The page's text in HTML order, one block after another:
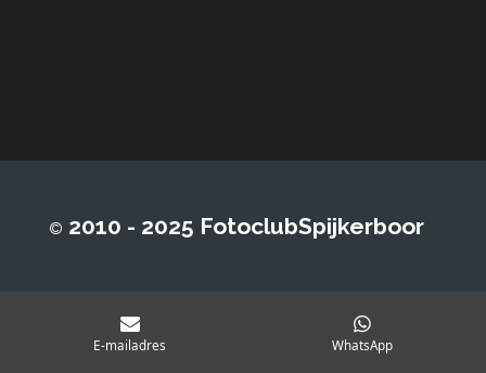
© 2010 - 2025 FotoclubSpijkerboor
E-mailadres WhatsApp